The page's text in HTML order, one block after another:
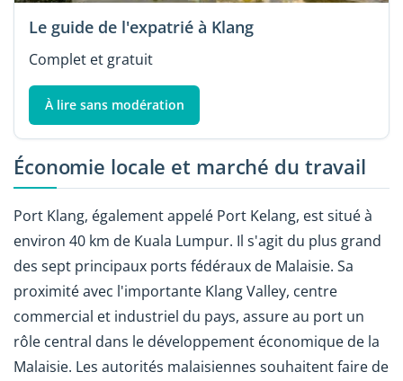
Le guide de l'expatrié à Klang
Complet et gratuit
À lire sans modération
Économie locale et marché du travail
Port Klang, également appelé Port Kelang, est situé à
environ 40 km de Kuala Lumpur. Il s'agit du plus grand
des sept principaux ports fédéraux de Malaisie. Sa
proximité avec l'importante Klang Valley, centre
commercial et industriel du pays, assure au port un
rôle central dans le développement économique de la
Malaisie. Les autorités malaisiennes souhaitent faire de